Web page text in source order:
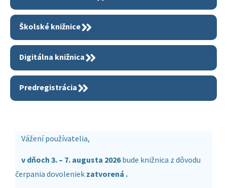
Školské knižnice
Digitálna knižnica
Predregistrácia
Vážení používatelia,
v dňoch 3. – 7. augusta 2026bude knižnica z dôvodu
čerpania dovoleniek zatvorená .